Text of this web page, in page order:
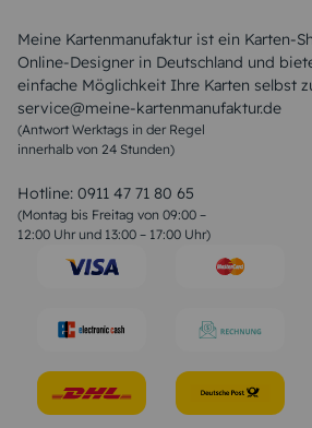
Meine Kartenmanufaktur ist ein Karten-
Online-Designer in Deutschland und
einfache Möglichkeit Ihre Karten selbst
service@meine-kartenmanufaktur.de
(Antwort Werktags in der Regel
innerhalb von 24 Stunden)
Hotline: 0911 47 71 80 65
(Montag bis Freitag von 09:00 –
12:00 Uhr und 13:00 – 17:00 Uhr)
FAQ
Liebeskummer Sprüche
Sommer Sprüche
Muttertagssprüche
Sprüche zur Hochzeit
Sprüche zur Konfirmation & Kommunion
Weihnachtsgedichte
Liebessprüche
Geburtstagssprüche
Trauersprüche
Konfirmation Glückwünsche